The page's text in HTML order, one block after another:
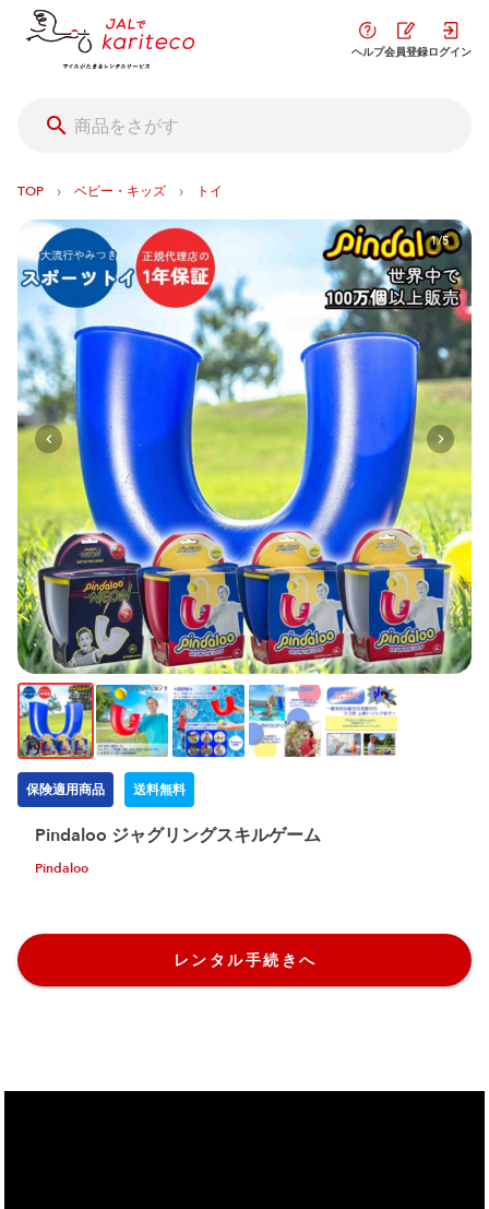
ヘルプ会員登録ログイン
TOP › ベビー・キッズ › トイ
1/5
保険適用商品 送料無料
Pindaloo ジャグリングスキルゲーム
Pindaloo
レンタル手続きへ